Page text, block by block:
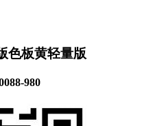
色板黄轻量版
980